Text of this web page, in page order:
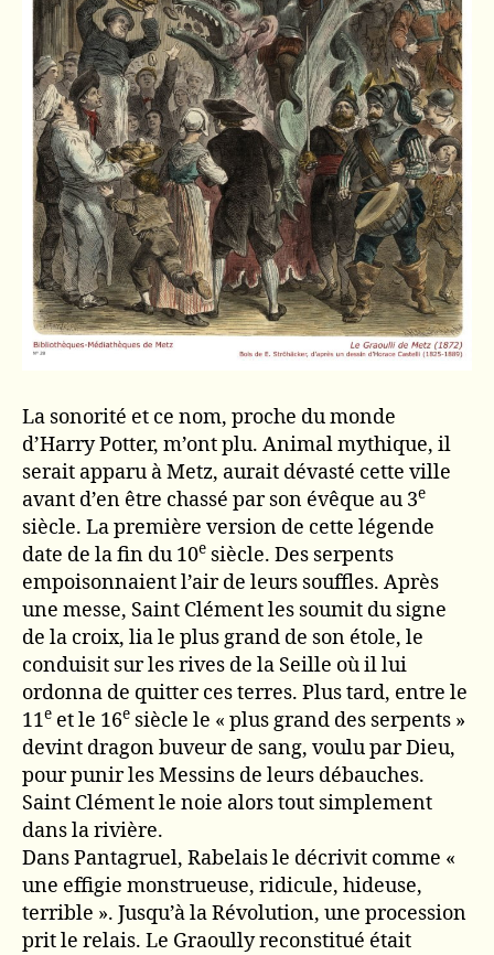
La sonorité et ce nom, proche du monde
d’Harry Potter, m’ont plu. Animal mythique, il
serait apparu à Metz, aurait dévasté cette ville
avant d’en être chassé par son évêque au 3e
siècle. La première version de cette légende
date de la fin du 10e siècle. Des serpents
empoisonnaient l’air de leurs souffles. Après
une messe, Saint Clément les soumit du signe
de la croix, lia le plus grand de son étole, le
conduisit sur les rives de la Seille où il lui
ordonna de quitter ces terres. Plus tard, entre le
11e et le 16e siècle le « plus grand des serpents »
devint dragon buveur de sang, voulu par Dieu,
pour punir les Messins de leurs débauches.
Saint Clément le noie alors tout simplement
dans la rivière.
Dans Pantagruel, Rabelais le décrivit comme «
une effigie monstrueuse, ridicule, hideuse,
terrible ». Jusqu’à la Révolution, une procession
prit le relais. Le Graoully reconstitué était